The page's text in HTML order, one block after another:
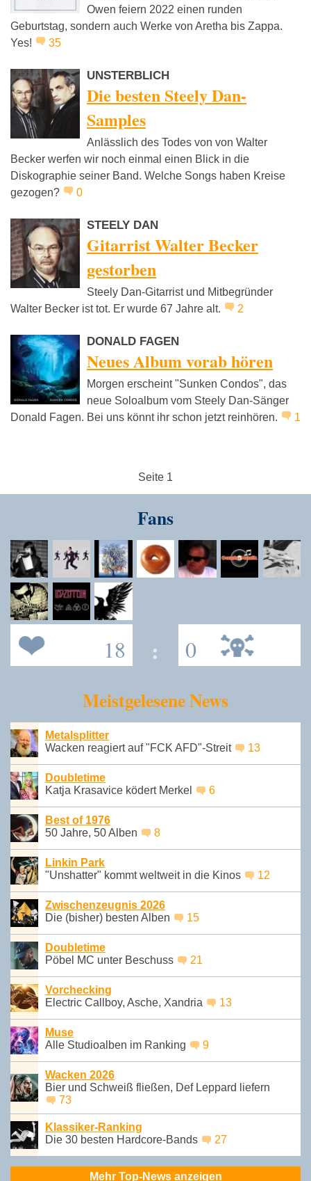
Owen feiern 2022 einen runden
Geburtstag, sondern auch Werke von Aretha bis Zappa.
Yes!
35
UNSTERBLICH
Die besten Steely Dan-
Samples
Anlässlich des Todes von von Walter
Becker werfen wir noch einmal einen Blick in die
Diskographie seiner Band. Welche Songs haben Kreise
gezogen?
0
STEELY DAN
Gitarrist Walter Becker
gestorben
Steely Dan-Gitarrist und Mitbegründer
Walter Becker ist tot. Er wurde 67 Jahre alt.
2
DONALD FAGEN
Neues Album vorab hören
Morgen erscheint "Sunken Condos", das
neue Soloalbum vom Steely Dan-Sänger
Donald Fagen. Bei uns könnt ihr schon jetzt reinhören.
1
Seite 1
Fans
18 : 0
Meistgelesene News
Metalsplitter
Wacken reagiert auf "FCK AFD"-Streit
13
Doubletime
Katja Krasavice ködert Merkel
6
Best of 1976
50 Jahre, 50 Alben
8
Linkin Park
"Unshatter" kommt weltweit in die Kinos
12
Zwischenzeugnis 2026
Die (bisher) besten Alben
15
Doubletime
Pöbel MC unter Beschuss
21
Vorchecking
Electric Callboy, Asche, Xandria
13
Muse
Alle Studioalben im Ranking
9
Wacken 2026
Bier und Schweiß fließen, Def Leppard liefern
73
Klassiker-Ranking
Die 30 besten Hardcore-Bands
27
Mehr Top-News anzeigen